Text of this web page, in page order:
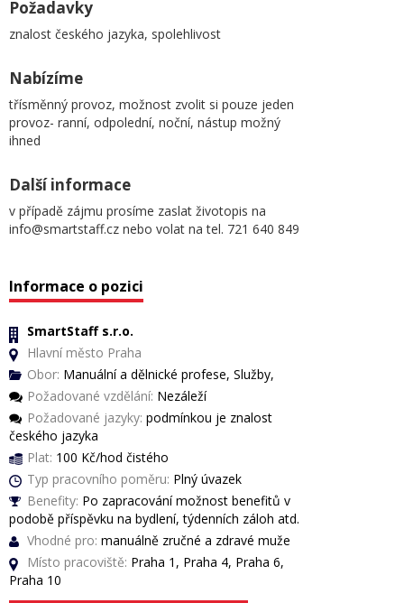
Požadavky
znalost českého jazyka, spolehlivost
Nabízíme
třísměnný provoz, možnost zvolit si pouze jeden
provoz- ranní, odpolední, noční, nástup možný
ihned
Další informace
v případě zájmu prosíme zaslat životopis na
info@smartstaff.cz nebo volat na tel. 721 640 849
Informace o pozici
SmartStaff s.r.o.
Hlavní město Praha
Obor: Manuální a dělnické profese, Služby,
Požadované vzdělání: Nezáleží
Požadované jazyky: podmínkou je znalost
českého jazyka
Plat: 100 Kč/hod čistého
Typ pracovního poměru: Plný úvazek
Benefity: Po zapracování možnost benefitů v
podobě příspěvku na bydlení, týdenních záloh atd.
Vhodné pro: manuálně zručné a zdravé muže
Místo pracoviště: Praha 1, Praha 4, Praha 6,
Praha 10